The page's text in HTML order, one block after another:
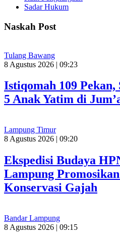
Sadar Hukum
Naskah Post
Tulang Bawang
8 Agustus 2026 | 09:23
Istiqomah 109
5 Anak Yatim di
Lampung Timur
8 Agustus 2026 | 09:20
Ekspedisi Budaya
Lampung
Konservasi Gajah
Bandar Lampung
8 Agustus 2026 | 09:15